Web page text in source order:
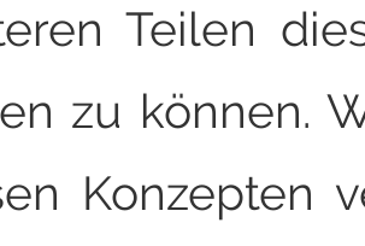
Teilen
zu können.
Konzepten